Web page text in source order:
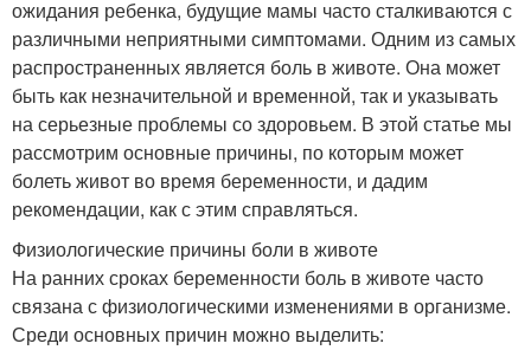
ожидания ребенка, будущие мамы часто сталкиваются с
различными неприятными симптомами. Одним из самых
распространенных является боль в животе. Она может
быть как незначительной и временной, так и указывать
на серьезные проблемы со здоровьем. В этой статье мы
рассмотрим основные причины, по которым может
болеть живот во время беременности, и дадим
рекомендации, как с этим справляться.
Физиологические причины боли в животе
На ранних сроках беременности боль в животе часто
связана с физиологическими изменениями в организме.
Среди основных причин можно выделить: